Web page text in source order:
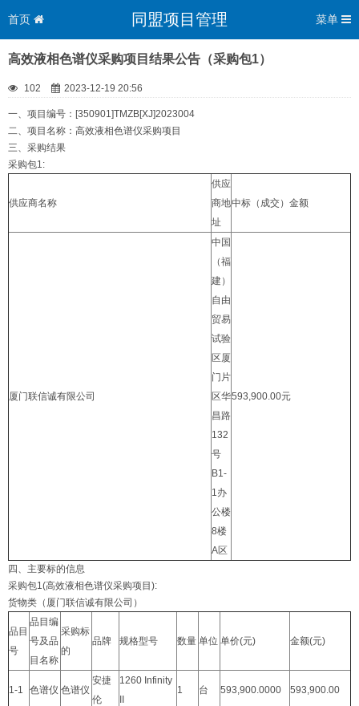
首页 同盟项目管理 菜单
高效液相色谱仪采购项目结果公告（采购包1）
102 2023-12-19 20:56
一、项目编号：[350901]TMZB[XJ]2023004
二、项目名称：高效液相色谱仪采购项目
三、采购结果
采购包1:
供应商名称
供应
商地
址
中标（成交）金额
厦门联信诚有限公司
中国
（福
建）
自由
贸易
试验
区厦
门片
区华
昌路
132
号
B1-
1办
公楼
8楼
A区
593,900.00元
四、主要标的信息
采购包1(高效液相色谱仪采购项目):
货物类（厦门联信诚有限公司）
品目
号
品目编
号及品
目名称
采购标
的
品牌 规格型号 数量 单位 单价(元) 金额(元)
1-1 色谱仪 色谱仪
安捷
伦
1260 Infinity
1 台 593,900.0000 593,900.00